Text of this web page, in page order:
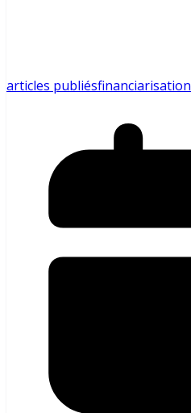
articles publiésfinanciarisation